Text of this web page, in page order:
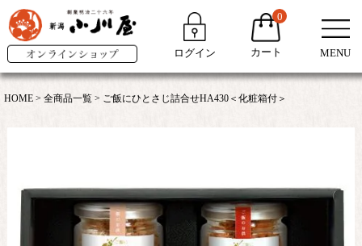
ログイン
0
カート MENU
HOME 全商品一覧 ご飯にひとさじ詰合せHA430＜化粧箱付＞